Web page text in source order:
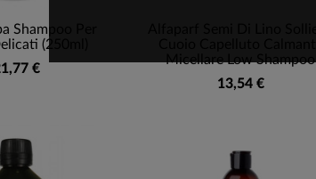
Shampoo Per
(250ml)
€
Micellare Low Shampoo
13,54 €